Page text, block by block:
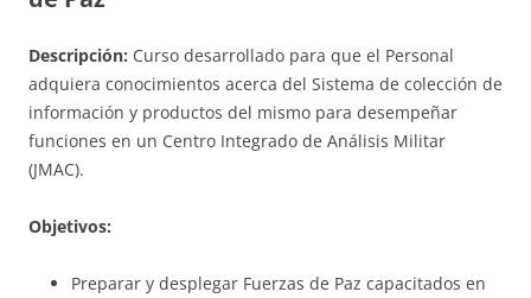
Descripción: Curso desarrollado para que el Personal
adquiera conocimientos acerca del Sistema de colección de
información y productos del mismo para desempeñar
funciones en un Centro Integrado de Análisis Militar
(JMAC).
Objetivos:
Preparar y desplegar Fuerzas de Paz capacitados en